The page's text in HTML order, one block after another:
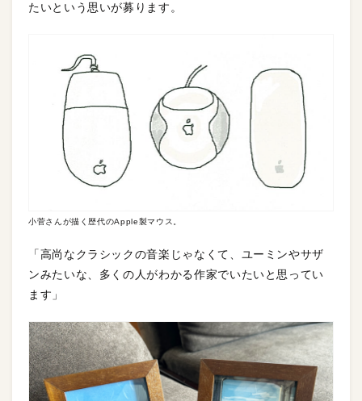
たいという思いが募ります。
小菅さんが描く歴代のApple製マウス。
「高尚なクラシックの音楽じゃなくて、ユーミンやサザ
ンみたいな、多くの人がわかる作家でいたいと思ってい
ます」